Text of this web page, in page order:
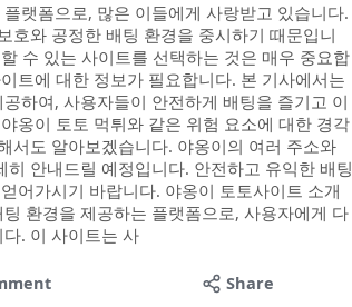
랫폼으로, 많은 이들에게 사랑받고 있습니다.
호와 공정한 배팅 환경을 중시하기 때문입니
수 있는 사이트를 선택하는 것은 매우 중요합
트에 대한 정보가 필요합니다. 본 기사에서는
하여, 사용자들이 안전하게 배팅을 즐기고 이
옹이 토토 먹튀와 같은 위험 요소에 대한 경각
서도 알아보겠습니다. 야옹이의 여러 주소와
안내드릴 예정입니다. 안전하고 유익한 배팅
어가시기 바랍니다. 야옹이 토토사이트 소개
환경을 제공하는 플랫폼으로, 사용자에게 다
. 이 사이트는 사
Share